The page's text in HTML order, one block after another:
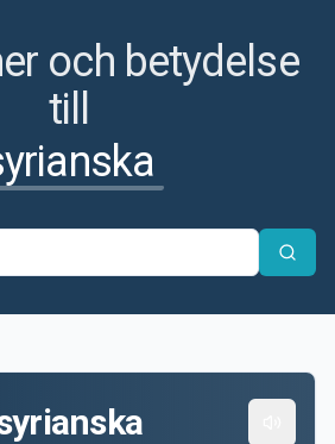
och betydelse
till